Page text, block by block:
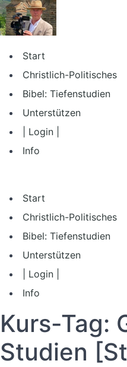
Zum
Inhalt
springen
Start
Christlich-Politisches
Bibel: Tiefenstudien
Unterstützen
| Login |
Info
Start
Christlich-Politisches
Bibel: Tiefenstudien
Unterstützen
| Login |
Info
Kurs-Tag:
Studien